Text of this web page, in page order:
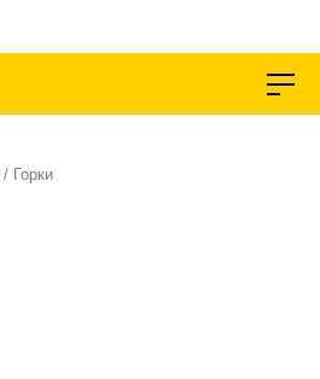
/ Горки